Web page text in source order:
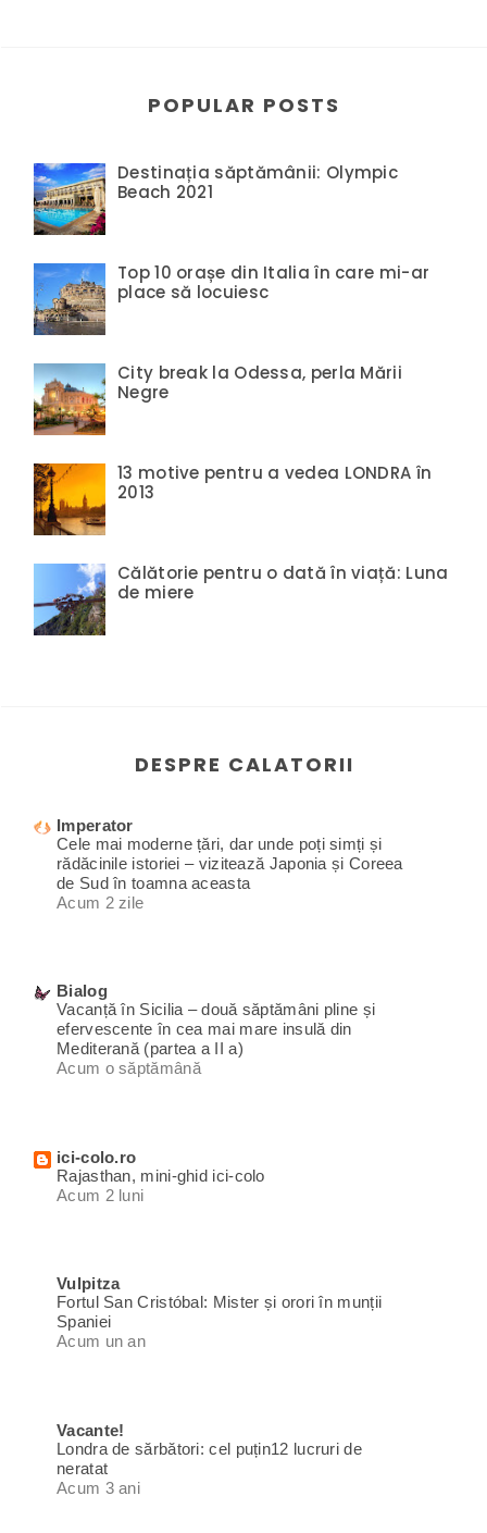
POPULAR POSTS
Destinația săptămânii: Olympic
Beach 2021
Top 10 orașe din Italia în care mi-ar
place să locuiesc
City break la Odessa, perla Mării
Negre
13 motive pentru a vedea LONDRA în
2013
Călătorie pentru o dată în viață: Luna
de miere
DESPRE CALATORII
Imperator
Cele mai moderne țări, dar unde poți simți și
rădăcinile istoriei – vizitează Japonia și Coreea
de Sud în toamna aceasta
Acum 2 zile
Bialog
Vacanță în Sicilia – două săptămâni pline și
efervescente în cea mai mare insulă din
Mediterană (partea a II a)
Acum o săptămână
ici-colo.ro
Rajasthan, mini-ghid ici-colo
Acum 2 luni
Vulpitza
Fortul San Cristóbal: Mister și orori în munții
Spaniei
Acum un an
Vacante!
Londra de sărbători: cel puțin12 lucruri de
neratat
Acum 3 ani